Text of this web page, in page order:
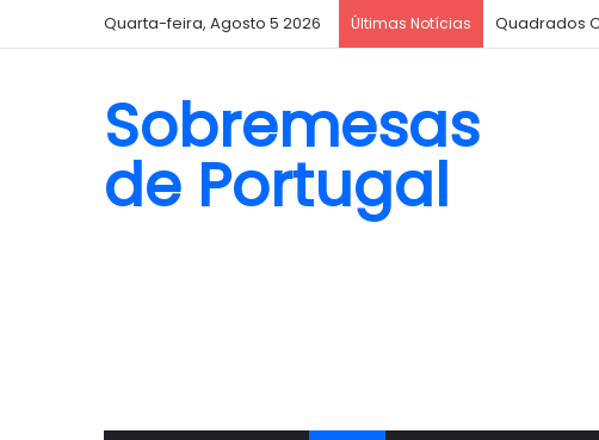
Quarta-feira, Agosto 5 2026 Últimas Notícias Biscoito
Sobremesas
de Portugal